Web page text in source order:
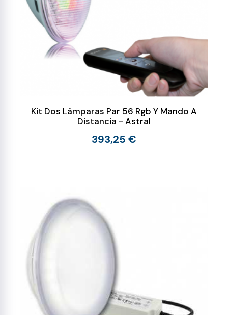
Kit Dos Lámparas Par 56 Rgb Y Mando A
Distancia - Astral
393,25 €